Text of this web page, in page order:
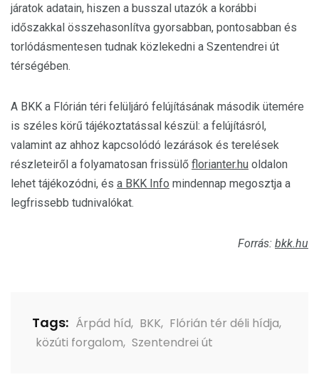
járatok adatain, hiszen a busszal utazók a korábbi
időszakkal összehasonlítva gyorsabban, pontosabban és
torlódásmentesen tudnak közlekedni a Szentendrei út
térségében.
A BKK a Flórián téri felüljáró felújításának második ütemére
is széles körű tájékoztatással készül: a felújításról,
valamint az ahhoz kapcsolódó lezárások és terelések
részleteiről a folyamatosan frissülő florianter.hu oldalon
lehet tájékozódni, és a BKK Info mindennap megosztja a
legfrissebb tudnivalókat.
Forrás: bkk.hu
Tags: Árpád híd, BKK, Flórián tér déli hídja,
közúti forgalom, Szentendrei út